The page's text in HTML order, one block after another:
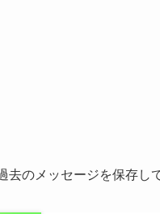
去のメッセージを保存し